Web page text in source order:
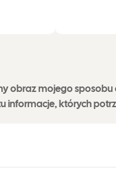
obraz mojego sposobu
informacje, których